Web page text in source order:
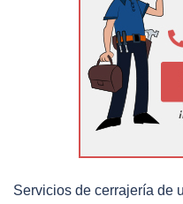
Servicios de cerrajería de